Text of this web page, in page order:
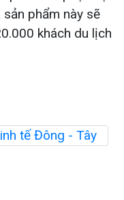
sản phẩm này sẽ
khách du lịch
tế Đông - Tây